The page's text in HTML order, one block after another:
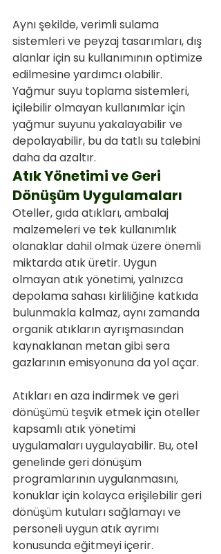
Aynı şekilde, verimli sulama
sistemleri ve peyzaj tasarımları, dış
alanlar için su kullanımının optimize
edilmesine yardımcı olabilir.
Yağmur suyu toplama sistemleri,
içilebilir olmayan kullanımlar için
yağmur suyunu yakalayabilir ve
depolayabilir, bu da tatlı su talebini
daha da azaltır.
Atık Yönetimi ve Geri
Dönüşüm Uygulamaları
Oteller, gıda atıkları, ambalaj
malzemeleri ve tek kullanımlık
olanaklar dahil olmak üzere önemli
miktarda atık üretir. Uygun
olmayan atık yönetimi, yalnızca
depolama sahası kirliliğine katkıda
bulunmakla kalmaz, aynı zamanda
organik atıkların ayrışmasından
kaynaklanan metan gibi sera
gazlarının emisyonuna da yol açar.
Atıkları en aza indirmek ve geri
dönüşümü teşvik etmek için oteller
kapsamlı atık yönetimi
uygulamaları uygulayabilir. Bu, otel
genelinde geri dönüşüm
programlarının uygulanmasını,
konuklar için kolayca erişilebilir geri
dönüşüm kutuları sağlamayı ve
personeli uygun atık ayrımı
konusunda eğitmeyi içerir.